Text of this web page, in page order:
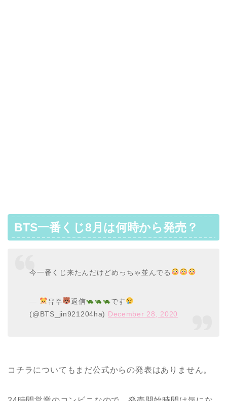
BTS一番くじ8月は何時から発売？
今一番くじ来たんだけどめっちゃ並んでる
— 유주 返信
です
(@BTS_jin921204ha) December 28, 2020
コチラについてもまだ公式からの発表はありません。